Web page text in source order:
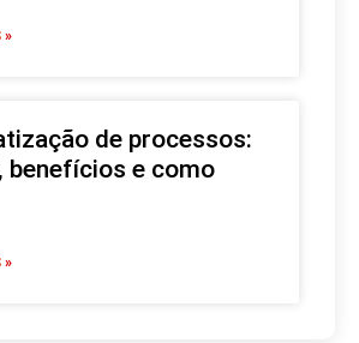
»
de processos:
benefícios e como
»